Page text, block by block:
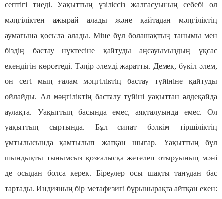
септігі тиеді. Уақыттың үзіліссіз жалғасуының себебі ол
мәңгіліктен ажырай алады және қайтадан мәңгіліктің
аумағына қосыла алады. Міне бұл болашақтың танымы мен
біздің бастау нүктесіне қайтуды аңсауымыздың ұқсас
екендігін көрсетеді. Тәңір әлемді жаратты. Демек, бүкіл әлем,
он сегі мың ғалам мәңгіліктің бастау түйініне қайтуды
ойлайды. Ал мәңгіліктің басталу түйіні уақыттан әлдеқайда
аулақта. Уақыттың басында емес, аяқталуында емес. Ол
уақыттың сыртында. Бұл сипат бәлкім тіршіліктің
ұмтылысында қамтылып жатқан шығар. Уақыттың бұл
шындықты тынымсыз қозғалысқа жетелеп отыруының мәні
де осыдан болса керек. Біреулер осы шақты танудан бас
тартады. Индияның бір метафизигі бұрынырақта айтқан екен: